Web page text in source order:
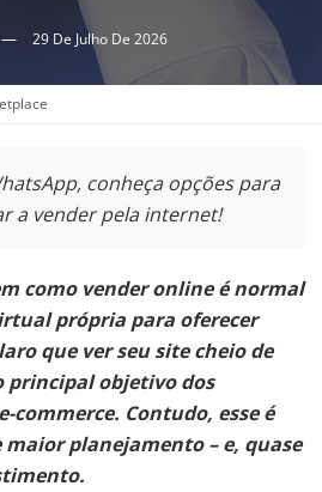
29 De Julho De 2026
conheça opções para
a vender pela internet!
como vender online é normal
própria para oferecer
que ver seu site cheio de
principal objetivo dos
commerce. Contudo, esse é
planejamento – e, quase